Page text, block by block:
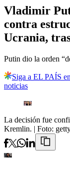
Vladimir
contra
Ucrania,
Putin dio la orden
Siga a EL PAÍS
noticias
La decisión fue
Kremlin. | Foto: